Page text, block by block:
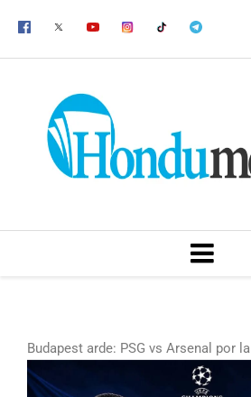
Budapest arde: PSG vs Arsenal por